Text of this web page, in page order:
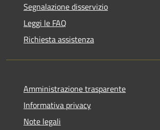
Segnalazione disservizio
Leggi le FAQ
Richiesta assistenza
Amministrazione trasparente
Informativa privacy
Note legali